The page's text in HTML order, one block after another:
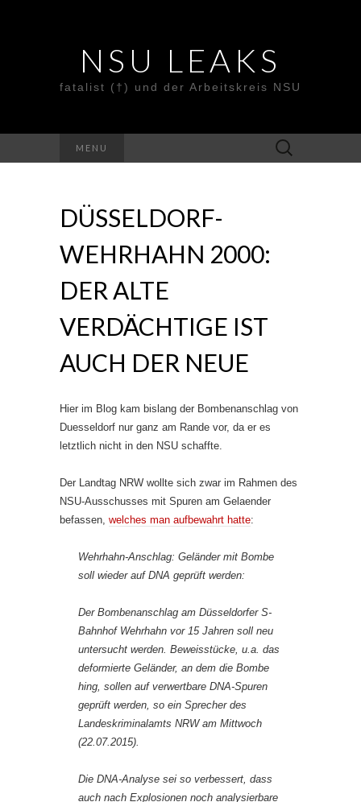
NSU LEAKS
fatalist (†) und der Arbeitskreis NSU
MENU
Suche
nach:
DÜSSELDORF-
WEHRHAHN 2000:
DER ALTE
VERDÄCHTIGE IST
AUCH DER NEUE
Hier im Blog kam bislang der Bombenanschlag von
Duesseldorf nur ganz am Rande vor, da er es
letztlich nicht in den NSU schaffte.
Der Landtag NRW wollte sich zwar im Rahmen des
NSU-Ausschusses mit Spuren am Gelaender
befassen, welches man aufbewahrt hatte:
Wehrhahn-Anschlag: Geländer mit Bombe
soll wieder auf DNA geprüft werden:
Der Bombenanschlag am Düsseldorfer S-
Bahnhof Wehrhahn vor 15 Jahren soll neu
untersucht werden. Beweisstücke, u.a. das
deformierte Geländer, an dem die Bombe
hing, sollen auf verwertbare DNA-Spuren
geprüft werden, so ein Sprecher des
Landeskriminalamts NRW am Mittwoch
(22.07.2015).
Die DNA-Analyse sei so verbessert, dass
auch nach Explosionen noch analysierbare